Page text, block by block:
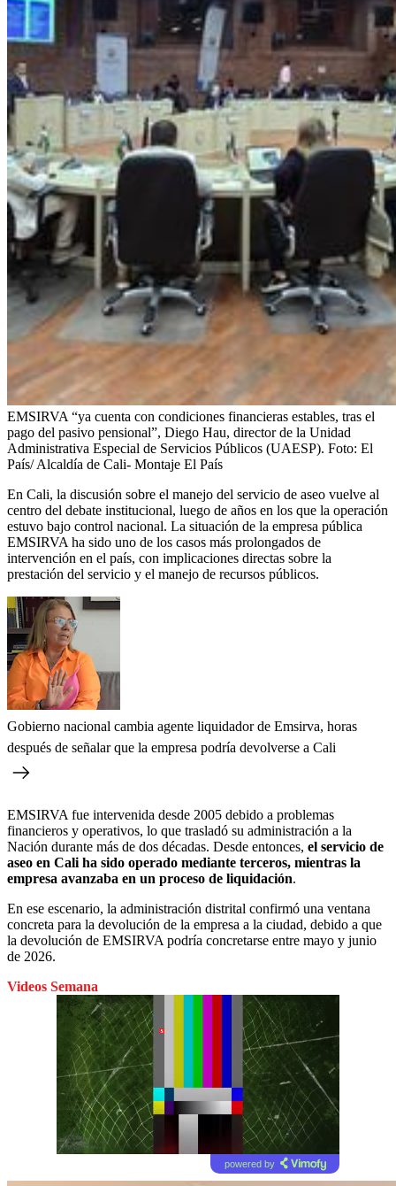
EMSIRVA “ya cuenta con condiciones financieras estables, tras el
pago del pasivo pensional”, Diego Hau, director de la Unidad
Administrativa Especial de Servicios Públicos (UAESP). Foto: El
País/ Alcaldía de Cali- Montaje El País
En Cali, la discusión sobre el manejo del servicio de aseo vuelve al
centro del debate institucional, luego de años en los que la operación
estuvo bajo control nacional. La situación de la empresa pública
EMSIRVA ha sido uno de los casos más prolongados de
intervención en el país, con implicaciones directas sobre la
prestación del servicio y el manejo de recursos públicos.
Gobierno nacional cambia agente liquidador de Emsirva, horas
después de señalar que la empresa podría devolverse a Cali
EMSIRVA fue intervenida desde 2005 debido a problemas
financieros y operativos, lo que trasladó su administración a la
Nación durante más de dos décadas. Desde entonces, el servicio de
aseo en Cali ha sido operado mediante terceros, mientras la
empresa avanzaba en un proceso de liquidación.
En ese escenario, la administración distrital confirmó una ventana
concreta para la devolución de la empresa a la ciudad, debido a que
la devolución de EMSIRVA podría concretarse entre mayo y junio
de 2026.
Videos Semana
powered by